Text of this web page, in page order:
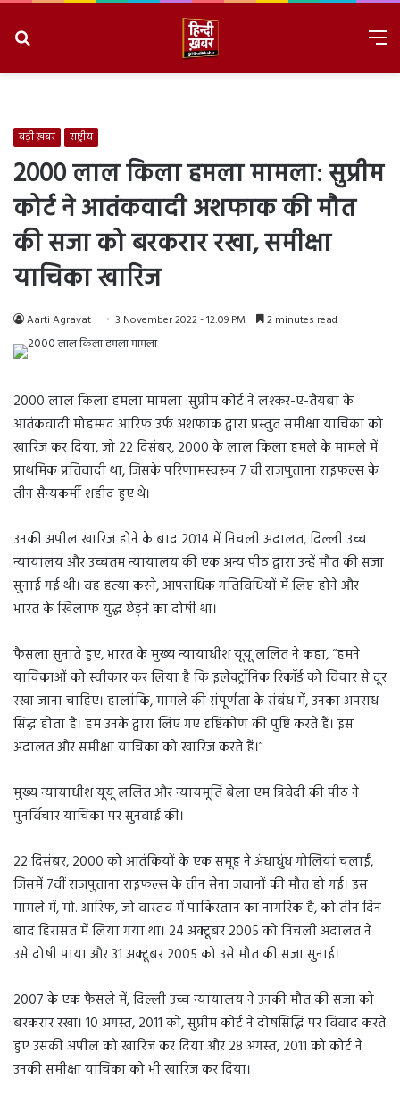
बड़ी ख़बर राष्ट्रीय
2000 लाल किला हमला मामला: सुप्रीम
कोर्ट ने आतंकवादी अशफाक की मौत
की सजा को बरकरार रखा, समीक्षा
याचिका खारिज
Aarti Agravat 3 November 2022 - 12:09 PM 2 minutes read
2000 लाल किला हमला मामला :सुप्रीम कोर्ट ने लश्कर-ए-तैयबा के
आतंकवादी मोहम्मद आरिफ उर्फ ​​अशफाक द्वारा प्रस्तुत समीक्षा याचिका को
खारिज कर दिया, जो 22 दिसंबर, 2000 के लाल किला हमले के मामले में
प्राथमिक प्रतिवादी था, जिसके परिणामस्वरूप 7 वीं राजपुताना राइफल्स के
तीन सैन्यकर्मी शहीद हुए थे।
उनकी अपील खारिज होने के बाद 2014 में निचली अदालत, दिल्ली उच्च
न्यायालय और उच्चतम न्यायालय की एक अन्य पीठ द्वारा उन्हें मौत की सजा
सुनाई गई थी। वह हत्या करने, आपराधिक गतिविधियों में लिप्त होने और
भारत के खिलाफ युद्ध छेड़ने का दोषी था।
फैसला सुनाते हुए, भारत के मुख्य न्यायाधीश यूयू ललित ने कहा, “हमने
याचिकाओं को स्वीकार कर लिया है कि इलेक्ट्रॉनिक रिकॉर्ड को विचार से दूर
रखा जाना चाहिए। हालांकि, मामले की संपूर्णता के संबंध में, उनका अपराध
सिद्ध होता है। हम उनके द्वारा लिए गए दृष्टिकोण की पुष्टि करते हैं। इस
अदालत और समीक्षा याचिका को खारिज करते हैं।”
मुख्य न्यायाधीश यूयू ललित और न्यायमूर्ति बेला एम त्रिवेदी की पीठ ने
पुनर्विचार याचिका पर सुनवाई की।
22 दिसंबर, 2000 को आतंकियों के एक समूह ने अंधाधुंध गोलियां चलाईं,
जिसमें 7वीं राजपुताना राइफल्स के तीन सेना जवानों की मौत हो गई। इस
मामले में, मो. आरिफ, जो वास्तव में पाकिस्तान का नागरिक है, को तीन दिन
बाद हिरासत में लिया गया था। 24 अक्टूबर 2005 को निचली अदालत ने
उसे दोषी पाया और 31 अक्टूबर 2005 को उसे मौत की सजा सुनाई।
2007 के एक फैसले में, दिल्ली उच्च न्यायालय ने उनकी मौत की सजा को
बरकरार रखा। 10 अगस्त, 2011 को, सुप्रीम कोर्ट ने दोषसिद्धि पर विवाद करते
हुए उसकी अपील को खारिज कर दिया और 28 अगस्त, 2011 को कोर्ट ने
उनकी समीक्षा याचिका को भी खारिज कर दिया।